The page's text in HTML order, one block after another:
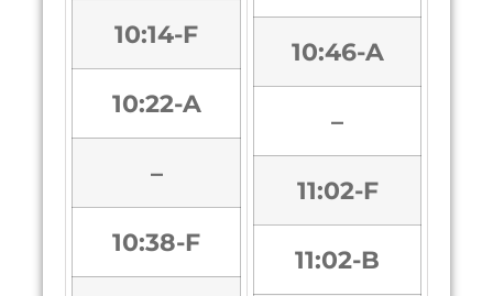
10:14-F
10:22-A
–
10:38-F
10:46-A
–
11:02-F
11:02-B